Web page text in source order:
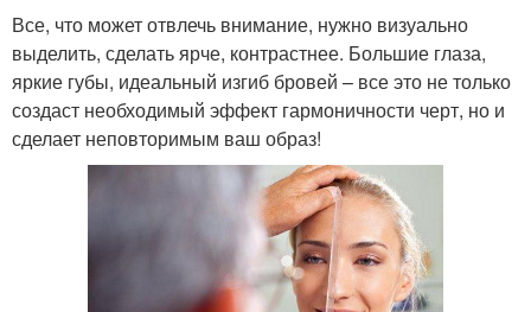
Все, что может отвлечь внимание, нужно визуально
выделить, сделать ярче, контрастнее. Большие глаза,
яркие губы, идеальный изгиб бровей – все это не только
создаст необходимый эффект гармоничности черт, но и
сделает неповторимым ваш образ!